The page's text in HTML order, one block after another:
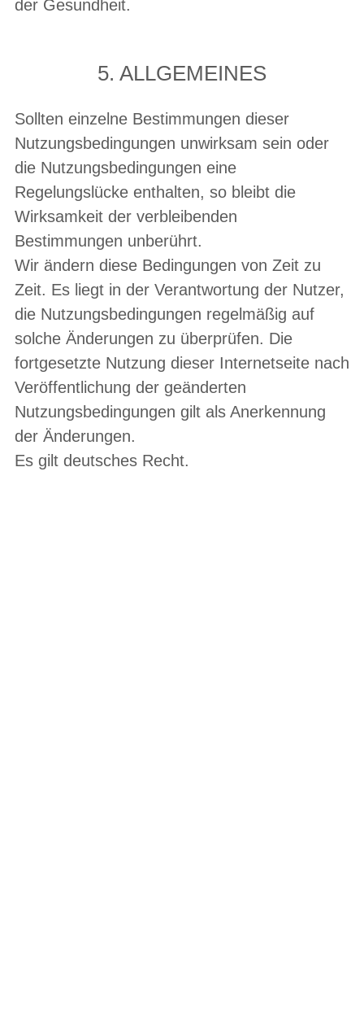
der Gesundheit.
5. ALLGEMEINES
Sollten einzelne Bestimmungen dieser
Nutzungsbedingungen unwirksam sein oder
die Nutzungsbedingungen eine
Regelungslücke enthalten, so bleibt die
Wirksamkeit der verbleibenden
Bestimmungen unberührt.
Wir ändern diese Bedingungen von Zeit zu
Zeit. Es liegt in der Verantwortung der Nutzer,
die Nutzungsbedingungen regelmäßig auf
solche Änderungen zu überprüfen. Die
fortgesetzte Nutzung dieser Internetseite nach
Veröffentlichung der geänderten
Nutzungsbedingungen gilt als Anerkennung
der Änderungen.
Es gilt deutsches Recht.